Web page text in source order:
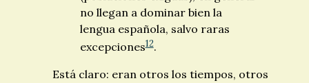
no llegan a dominar bien la
lengua española, salvo raras
excepciones12.
Está claro: eran otros los tiempos, otros